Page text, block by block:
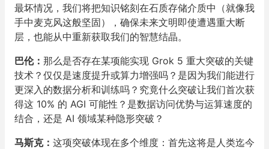
最坏情况，我们将把知识铭刻在石质存储介质中（就像我
手中麦克风这般坚固），确保未来文明即使遭遇重大断
层，也能从中重新获取我们的智慧结晶。
巴伦： 那么是否存在某项能实现 Grok 5 重大突破的关键
技术？仅仅是速度提升或算力增强吗？是因为我们能进行
更深入的数据分析和训练吗？究竟什么突破让我们首次获
得这 10% 的 AGI 可能性？是数据访问优势与运算速度的
结合，还是 AI 领域某种隐形突破？
马斯克： 这项突破体现在多个维度：首先这将是人类迄今